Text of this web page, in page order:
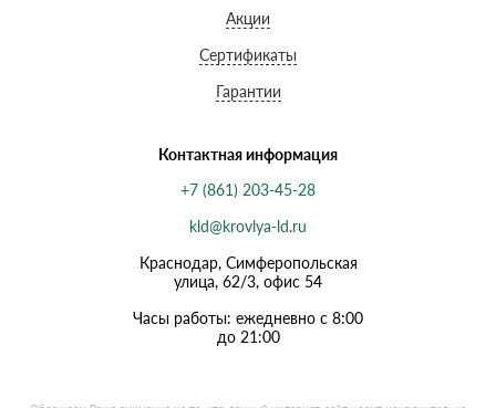
Акции
Сертификаты
Гарантии
Контактная информация
+7 (861) 203-45-28
kld@krovlya-ld.ru
Краснодар, Симферопольская
улица, 62/3, офис 54
Часы работы: ежедневно с 8:00
до 21:00